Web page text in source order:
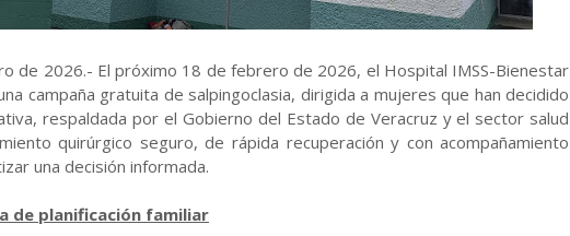
de 2026.- El próximo 18 de febrero de 2026, el Hospital IMSS-Bienestar
campaña gratuita de salpingoclasia, dirigida a mujeres que han decidido
respaldada por el Gobierno del Estado de Veracruz y el sector salud
quirúrgico seguro, de rápida recuperación y con acompañamiento
una decisión informada.
de planificación familiar